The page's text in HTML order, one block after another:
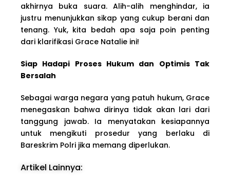
akhirnya buka suara. Alih-alih menghindar, ia
justru menunjukkan sikap yang cukup berani dan
tenang. Yuk, kita bedah apa saja poin penting
dari klarifikasi Grace Natalie ini!
Siap Hadapi Proses Hukum dan Optimis Tak
Bersalah
Sebagai warga negara yang patuh hukum, Grace
menegaskan bahwa dirinya tidak akan lari dari
tanggung jawab. Ia menyatakan kesiapannya
untuk mengikuti prosedur yang berlaku di
Bareskrim Polri jika memang diperlukan.
Artikel Lainnya: